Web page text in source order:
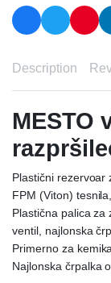
Description
MESTO
Plastični rezervoar
FPM (Viton)
Plastična palica za
ventil, najlonska
Primerno za
Najlonska črpalka